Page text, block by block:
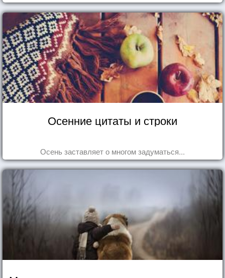
Осенние цитаты и строки
Осень заставляет о многом задуматься...